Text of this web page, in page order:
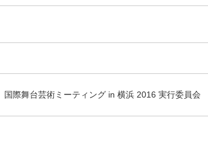
国際舞台芸術ミーティング in 横浜 2016 実行委員会